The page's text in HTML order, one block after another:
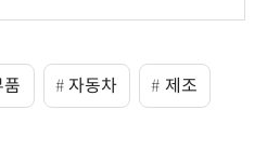
품 자동차 제조